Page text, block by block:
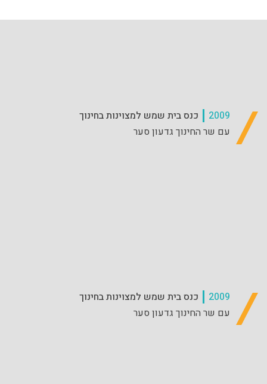
2009
כנס בית שמש למצוינות בחינוך
עם שר החינוך גדעון סער
2009
כנס בית שמש למצוינות בחינוך
עם שר החינוך גדעון סער